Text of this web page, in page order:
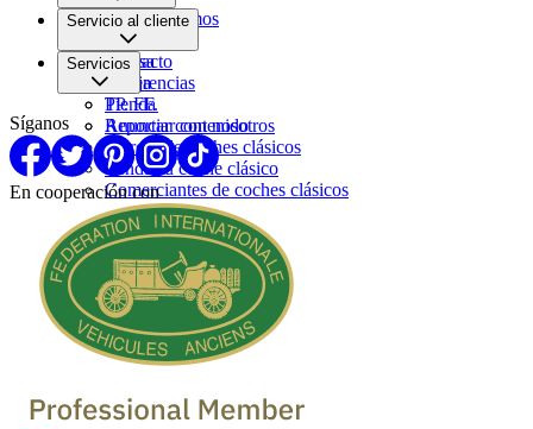
Quiénes somos
Empleo
Prensa
Pareja
Servicio al cliente
Contacto
Sugerencias
PP. FF.
Reportar contenido
Servicios
Tienda
Anunciar con nosotros
Marcas de coches clásicos
Venda su coche clásico
Comerciantes de coches clásicos
Síganos
En cooperación con